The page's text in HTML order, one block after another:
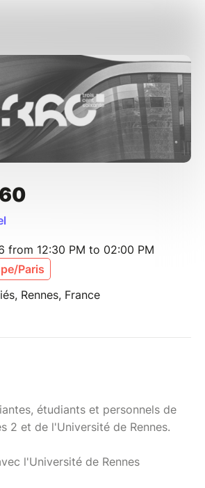
from 12:30 PM to 02:00 PM
Paris
Rennes, France
étudiants et personnels de
2 et de l'Université de Rennes.
l'Université de Rennes